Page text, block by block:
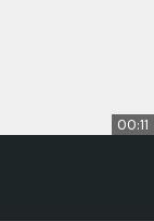
00:11